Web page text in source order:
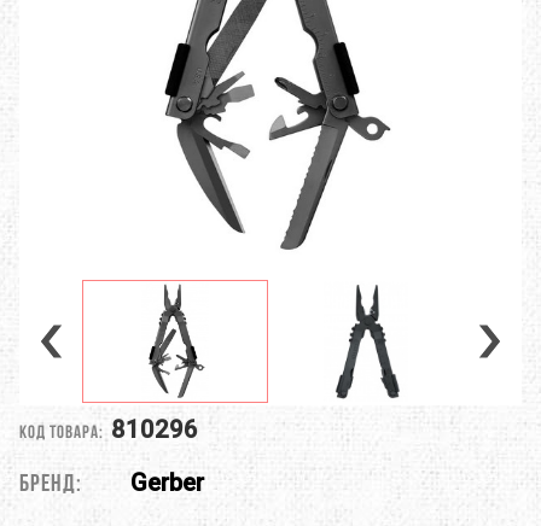
Код товара: 810296
Бренд: Gerber